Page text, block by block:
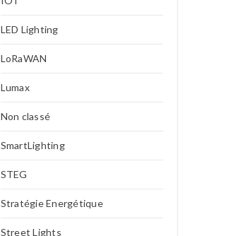
LED Lighting
LoRaWAN
Lumax
Non classé
SmartLighting
STEG
Stratégie Energétique
Street Lights